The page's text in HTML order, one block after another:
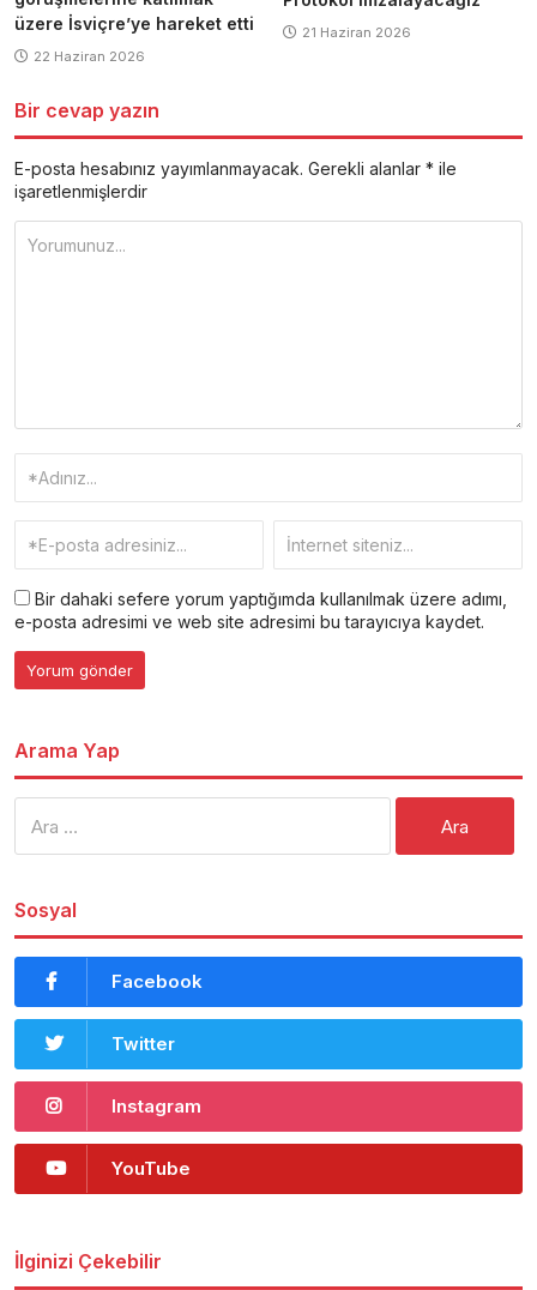
üzere İsviçre’ye hareket etti
22 Haziran 2026
21 Haziran 2026
Bir cevap yazın
E-posta hesabınız yayımlanmayacak. Gerekli alanlar * ile
işaretlenmişlerdir
Bir dahaki sefere yorum yaptığımda kullanılmak üzere adımı,
e-posta adresimi ve web site adresimi bu tarayıcıya kaydet.
Arama Yap
Sosyal
Facebook
Twitter
Instagram
YouTube
İlginizi Çekebilir